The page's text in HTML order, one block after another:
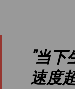
"当
速度